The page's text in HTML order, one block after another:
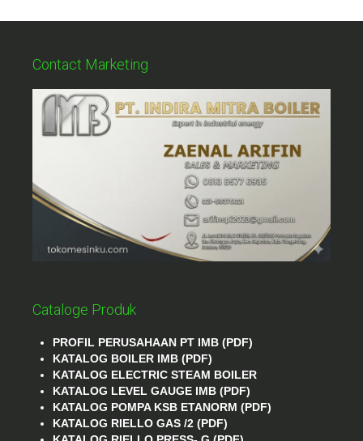
Contact Marketing
Cataloge Produk
PROFIL PERUSAHAAN PT IMB (PDF)
KATALOG BOILER IMB (PDF)
KATALOG ELECTRIC STEAM BOILER
KATALOG LEVEL GAUGE IMB (PDF)
KATALOG POMPA KSB ETANORM (PDF)
KATALOG RIELLO GAS /2 (PDF)